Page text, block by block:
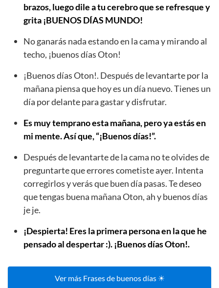
brazos, luego dile a tu cerebro que se refresque y
grita ¡BUENOS DÍAS MUNDO!
No ganarás nada estando en la cama y mirando al
techo, ¡buenos días Oton!
¡Buenos días Oton!. Después de levantarte por la
mañana piensa que hoy es un día nuevo. Tienes un
día por delante para gastar y disfrutar.
Es muy temprano esta mañana, pero ya estás en
mi mente. Así que, “¡Buenos días!”.
Después de levantarte de la cama no te olvides de
preguntarte que errores cometiste ayer. Intenta
corregirlos y verás que buen día pasas. Te deseo
que tengas buena mañana Oton, ah y buenos días
je je.
¡Despierta! Eres la primera persona en la que he
pensado al despertar :). ¡Buenos días Oton!.
Ver más Frases de buenos días ☀